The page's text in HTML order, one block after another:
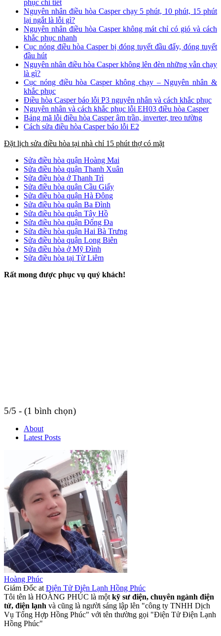
phục chi tiết
Nguyên nhân điều hòa Casper chạy 5 phút, 10 phút, 15 phút
lại ngắt là lỗi gì?
Nguyên nhân điều hòa Casper không mát chỉ có gió và cách
khắc phục nhanh
Cục nóng điều hòa Casper bị đóng tuyết đầu đẩy, đóng tuyết
đầu hút
Nguyên nhân điều hòa Casper không lên đèn những vẫn chạy
là gì?
Cục nóng điều hòa Casper không chạy – Nguyên nhân &
khắc phục
Điều hòa Casper báo lỗi P3 nguyên nhân và cách khắc phục
Nguyên nhân và cách khắc phục lỗi EH03 điều hòa Casper
Bảng mã lỗi điều hòa Casper âm trần, inverter, treo tường
Cách sửa điều hòa Casper báo lỗi E2
Đặt lịch sửa điều hòa tại nhà chỉ 15 phút thợ có mặt
Sửa điều hòa quận Hoàng Mai
Sửa điều hòa quận Thanh Xuân
Sửa điều hòa ở Thanh Trì
Sửa điều hòa quận Cầu Giấy
Sửa điều hòa quận Hà Đông
Sửa điều hòa quận Ba Đình
Sửa điều hòa quận Tây Hồ
Sửa điều hòa quận Đống Đa
Sửa điều hòa quận Hai Bà Trưng
Sửa điều hòa quận Long Biên
Sửa điều hòa ở Mỹ Đình
Sửa điều hòa tại Từ Liêm
Rất mong được phục vụ quý khách!
5/5 - (1 bình chọn)
About
Latest Posts
Hoàng Phúc
Giám Đốc at Điện Tử Điện Lạnh Hồng Phúc
Tôi tên là HOÀNG PHÚC là một kỹ sư điện, chuyên ngành điện
tử, điện lạnh và cũng là người sáng lập lên "công ty TNHH Dịch
Vụ Tổng Hợp Hồng Phúc" với tên thường gọi "Điện Tử Điện Lạnh
Hồng Phúc"